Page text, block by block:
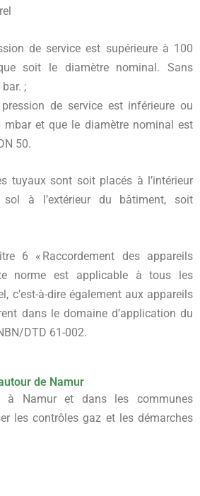
de service est supérieure à 100
soit le diamètre nominal. Sans
;
de service est inférieure ou
mbar et que le diamètre nominal est
50.
tuyaux sont soit placés à l’intérieur
sol à l’extérieur du bâtiment, soit
6 « Raccordement des appareils
norme est applicable à tous les
c’est-à-dire également aux appareils
dans le domaine d’application du
DTD 61-002.
de Namur
à Namur et dans les communes
les contrôles gaz et les démarches